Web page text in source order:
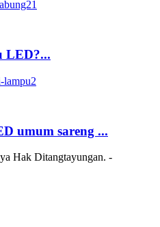
LED?...
umum sareng ...
Hak Ditangtayungan. -